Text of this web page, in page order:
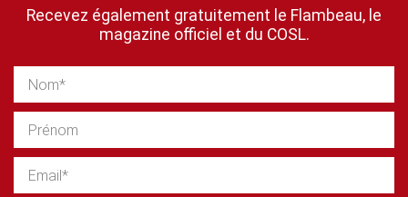
Recevez également gratuitement le Flambeau, le
magazine officiel et du COSL.